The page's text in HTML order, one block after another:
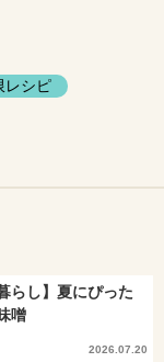
レシピ
らし】夏にぴった
噌
2026.07.20